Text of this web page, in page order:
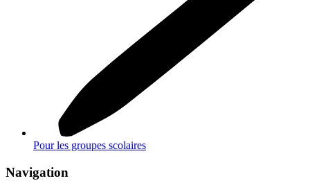
Pour les groupes scolaires
Navigation